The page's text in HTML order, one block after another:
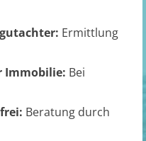
Ermittlung
Immobilie: Bei
Beratung durch